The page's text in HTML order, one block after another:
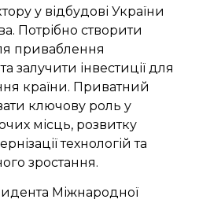
у відбудові України
Потрібно створити
приваблення
залучити інвестиції для
країни. Приватний
ключову роль у
місць, розвитку
технологій та
зростання.
Міжнародної